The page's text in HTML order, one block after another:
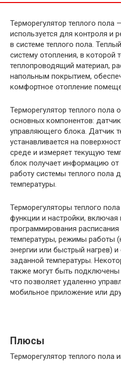
Терморегулятор теплого пола
используется для контроля и
в системе теплого пола.
систему отопления, в которой
теплопроводящий материал,
напольным покрытием,
комфортное отопление
Терморегулятор теплого пола
основных компонентов:
управляющего блока. Датчик
устанавливается на
среде и измеряет текущую
блок получает информацию от
работу системы теплого пола
температуры.
Терморегуляторы теплого
функции и настройки,
программирования
температуры, режимы работы
энергии или быстрый нагрев)
заданной температуры.
также могут быть
что позволяет удаленно
мобильное приложение или
Плюсы
Терморегулятор теплого пола